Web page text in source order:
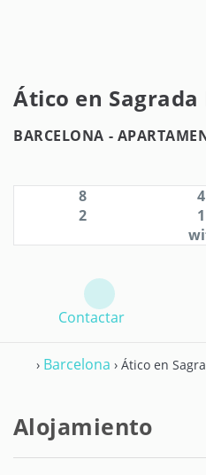
Ático en
BARCELONA -
8 4
2
1
Contactar
› Barcelona › Ático en
Alojamiento